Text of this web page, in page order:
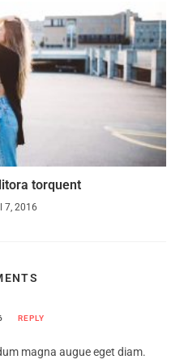
torquent
7, 2016
REPLY
magna augue eget diam.